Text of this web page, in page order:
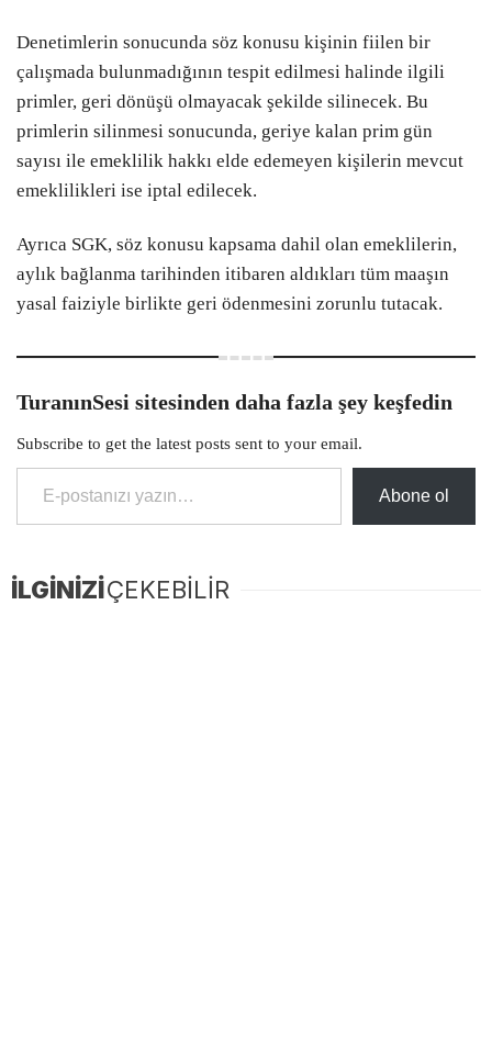
Denetimlerin sonucunda söz konusu kişinin fiilen bir
çalışmada bulunmadığının tespit edilmesi halinde ilgili
primler, geri dönüşü olmayacak şekilde silinecek. Bu
primlerin silinmesi sonucunda, geriye kalan prim gün
sayısı ile emeklilik hakkı elde edemeyen kişilerin mevcut
emeklilikleri ise iptal edilecek.
Ayrıca SGK, söz konusu kapsama dahil olan emeklilerin,
aylık bağlanma tarihinden itibaren aldıkları tüm maaşın
yasal faiziyle birlikte geri ödenmesini zorunlu tutacak.
TuranınSesi sitesinden daha fazla şey keşfedin
Subscribe to get the latest posts sent to your email.
E-postanızı yazın…
Abone ol
İLGİNİZİÇEKEBİLİR